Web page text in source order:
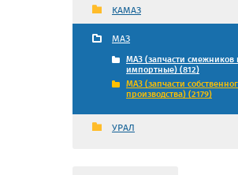
КАМАЗ
МАЗ
МАЗ (запчасти смежников
импортные) (812)
МАЗ (запчасти
производства) (2179)
УРАЛ